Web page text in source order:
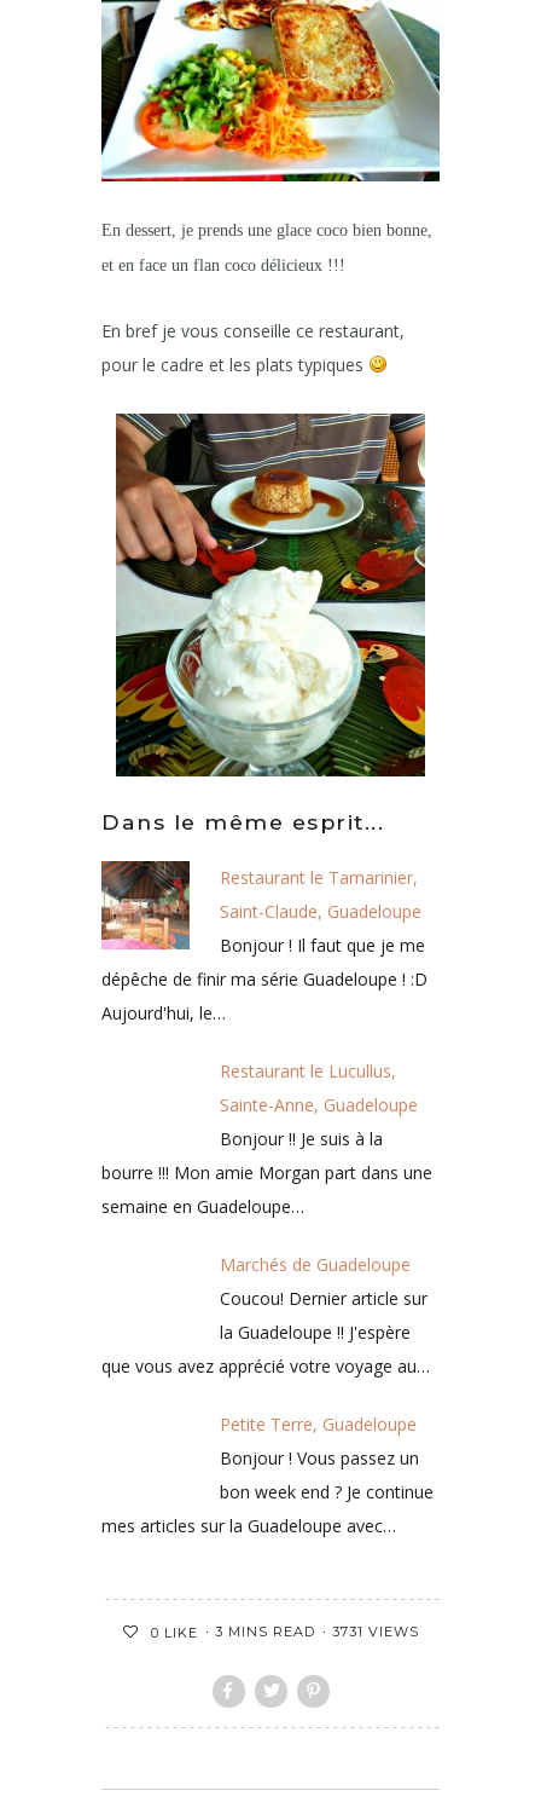
En dessert, je prends une glace coco bien bonne,
et en face un flan coco délicieux !!!
En bref je vous conseille ce restaurant,
pour le cadre et les plats typiques
Dans le même esprit...
Restaurant le Tamarinier,
Saint-Claude, Guadeloupe
Bonjour ! Il faut que je me
dépêche de finir ma série Guadeloupe ! :D
Aujourd'hui, le…
Restaurant le Lucullus,
Sainte-Anne, Guadeloupe
Bonjour !! Je suis à la
bourre !!! Mon amie Morgan part dans une
semaine en Guadeloupe…
Marchés de Guadeloupe
Coucou! Dernier article sur
la Guadeloupe !! J'espère
que vous avez apprécié votre voyage au…
Petite Terre, Guadeloupe
Bonjour ! Vous passez un
bon week end ? Je continue
mes articles sur la Guadeloupe avec…
0 LIKE 3 MINS READ 3731 VIEWS